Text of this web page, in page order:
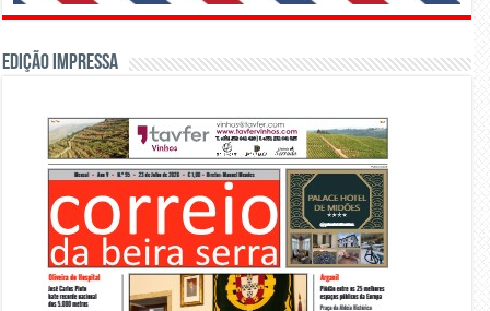
Edição Impressa